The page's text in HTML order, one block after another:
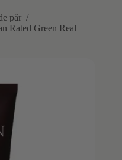
păr /
Rated Green Real